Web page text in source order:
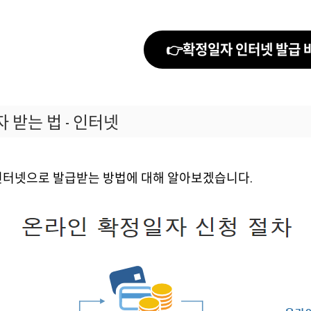
👉확정일자 인터넷 발급
받는 법 - 인터넷
넷으로 발급받는 방법에 대해 알아보겠습니다.